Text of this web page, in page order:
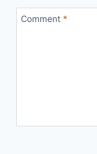
Comment *